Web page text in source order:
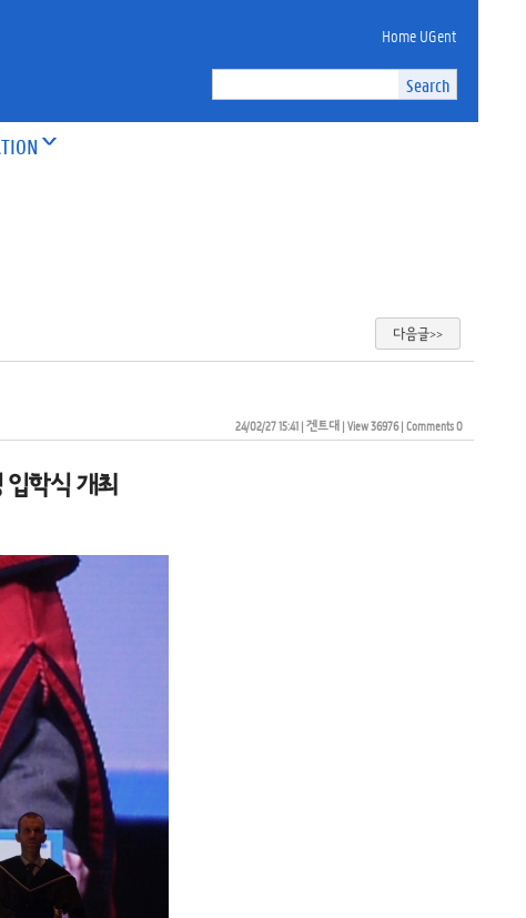
Home UGent
다음글>>
24/02/27 15:41| 겐트대| View 36976| Comments 0
학식 개최